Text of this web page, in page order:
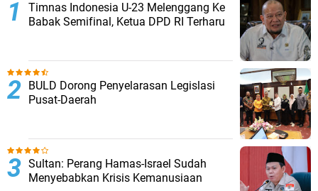
Timnas Indonesia U-23 Melenggang Ke
Babak Semifinal, Ketua DPD RI Terharu
BULD Dorong Penyelarasan Legislasi
Pusat-Daerah
Sultan: Perang Hamas-Israel Sudah
Menyebabkan Krisis Kemanusiaan